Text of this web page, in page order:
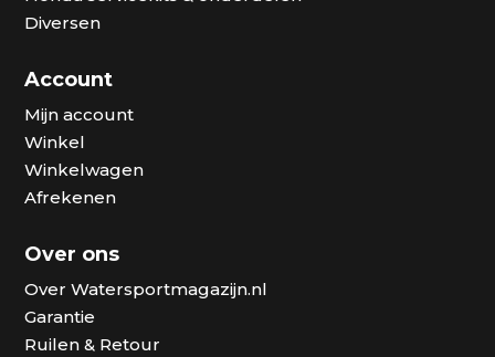
Diversen
Account
Mijn account
Winkel
Winkelwagen
Afrekenen
Over ons
Over Watersportmagazijn.nl
Garantie
Ruilen & Retour